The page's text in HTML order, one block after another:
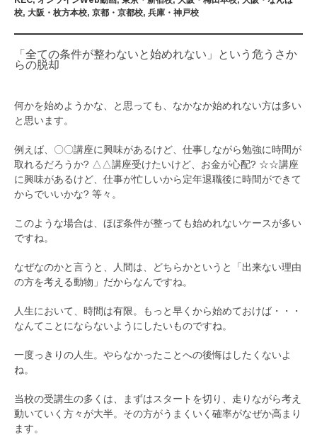
校, 大阪・枚方本校, 京都・京都校, 兵庫・神戸校
「全ての条件が整わないと始めれない」という危うさか
らの脱却
何かを始めようかな、と思っても、なかなか始めれない方は多い
と思います。
例えば、〇〇講座に興味があるけど、仕事しながら勉強に時間が
取れるだろうか? △△講座受けたいけど、お金が心配? ☆☆講座
に興味があるけど、仕事が忙しいから定年退職後に時間ができて
からでいいかな? 等々。
このような場合は、ほぼ条件が整っても始めれないケースが多い
ですね。
なぜなのかと言うと、人間は、どちらかというと「出来ない理由
の方を考える動物」だからなんですね。
人生において、時間は有限。もっと早くから始めておけば・・・
なんてことにならないようにしたいものですね。
一度っきりの人生。やらなかったことへの後悔はしたくないよ
ね。
当校の受講生の多くは、まずはスタートを切り、走りながら考え
動いていく方々が大半。その方がうまくいく確率がなぜか高まり
ます。